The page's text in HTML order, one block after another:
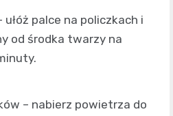
ułóż palce na policzkach i
od środka twarzy na
– nabierz powietrza do